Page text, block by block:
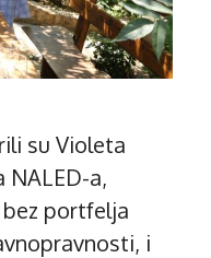
su Violeta
NALED-a,
portfelja
i